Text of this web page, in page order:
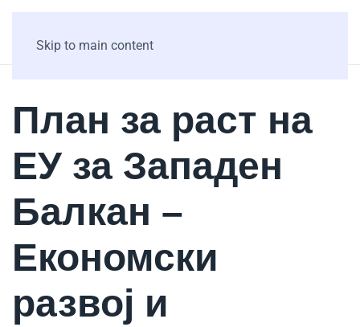
Skip to main content
План за раст на
ЕУ за Западен
Балкан –
Економски
развој и